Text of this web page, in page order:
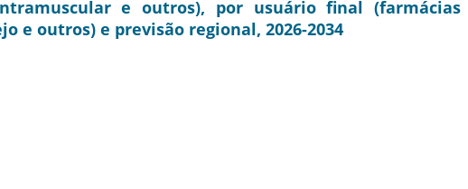
e outros), por usuário final (farmácias
e outros) e previsão regional, 2026-2034